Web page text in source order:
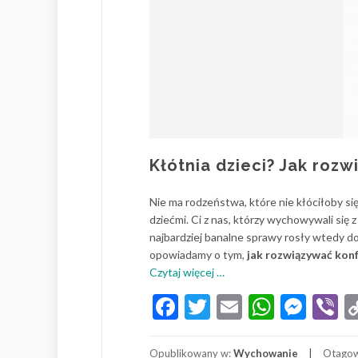
Kłótnia dzieci? Jak
Nie ma rodzeństwa, które nie kłóciłoby
dziećmi. Ci z nas, którzy wychowywali się
najbardziej banalne sprawy rosły wtedy
opowiadamy o tym, jak rozwiązywać
Czytaj więcej
dzieci?
Jak
…
Facebook
Twitter
Email
Opublikowany w:Wychowanie